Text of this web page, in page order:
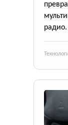
радио.